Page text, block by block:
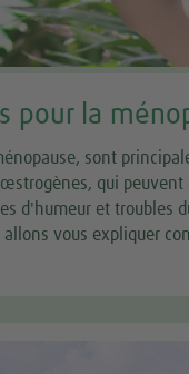
pour la
sont
qui
d'humeur et troubles
vous expliquer